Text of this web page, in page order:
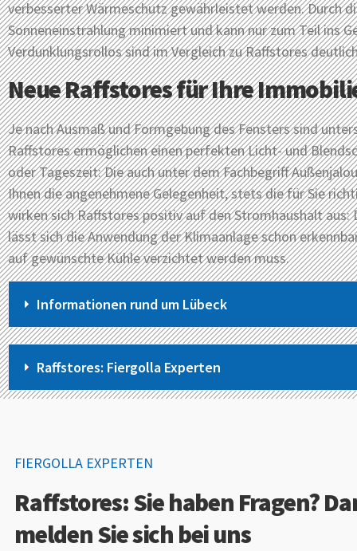
verbesserter Wärmeschutz gewährleistet werden. Durch
Sonneneinstrahlung minimiert und kann nur zum Teil ins
Verdunklungsrollos sind im Vergleich zu Raffstores
Neue Raffstores für Ihre
Je nach Ausmaß und Formgebung des Fensters sind
Raffstores ermöglichen einen perfekten Licht- und
oder Tageszeit: Die auch unter dem Fachbegriff
Ihnen die angenehmene Gelegenheit, stets die für Sie
wirken sich Raffstores positiv auf den Stromhaushalt aus:
lässt sich die Anwendung der Klimaanlage schon
auf gewünschte Kühle verzichtet werden muss.
Informationen rund um Lübeck
Raffstores: Fiergolla Experten
FIERGOLLA EXPERTEN
Raffstores: Sie haben Fragen?
melden Sie sich bei uns